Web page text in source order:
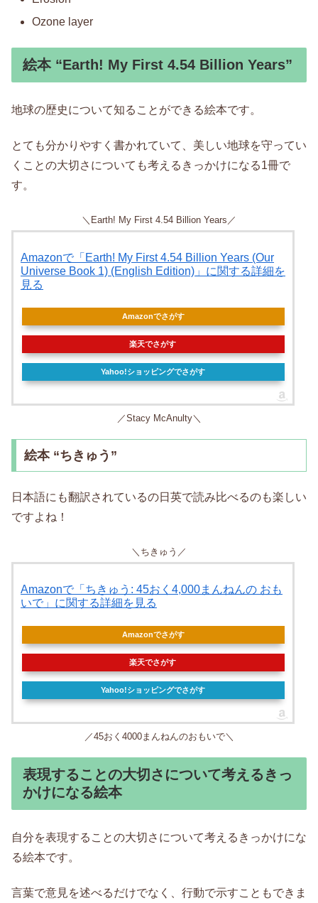
Ozone layer
絵本 “Earth! My First 4.54 Billion Years”
地球の歴史について知ることができる絵本です。
とても分かりやすく書かれていて、美しい地球を守ってい
くことの大切さについても考えるきっかけになる1冊で
す。
＼Earth! My First 4.54 Billion Years／
Amazonで「Earth! My First 4.54 Billion Years (Our
Universe Book 1) (English Edition)」に関する詳細を
見る
Amazonでさがす
楽天でさがす
Yahoo!ショッピングでさがす
／Stacy McAnulty＼
絵本 “ちきゅう”
日本語にも翻訳されているの日英で読み比べるのも楽しい
ですよね！
＼ちきゅう／
Amazonで「ちきゅう: 45おく4,000まんねんの おも
いで」に関する詳細を見る
Amazonでさがす
楽天でさがす
Yahoo!ショッピングでさがす
／45おく4000まんねんのおもいで＼
表現することの大切さについて考えるきっ
かけになる絵本
自分を表現することの大切さについて考えるきっかけにな
る絵本です。
言葉で意見を述べるだけでなく、行動で示すこともできま